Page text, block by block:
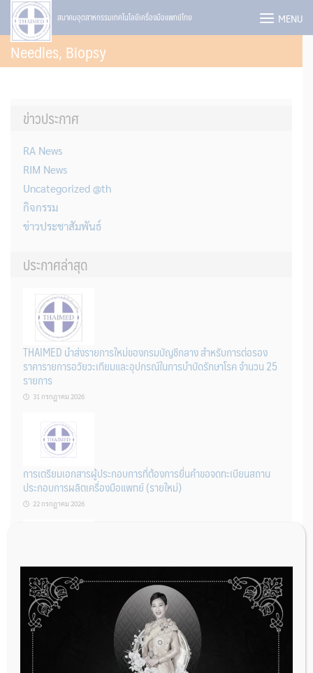
Skip
content
สมาคมอุตสาหกรรมเทคโนโลยีเครื่องมือแพทย์ไทย MENU
Needles, Biopsy
ข่าวประกาศ
RA News
RIM News
Uncategorized @th
กิจกรรม
ข่าวประชาสัมพันธ์
ประกาศล่าสุด
THAIMED นำส่งรายการใหม่ของกรมบัญชีกลาง สำหรับการต่อรอง
ราคารายการอวัยวะเทียมและอุปกรณ์ในการบำบัดรักษาโรค จำนวน 25
รายการ
31 กรกฎาคม 2026
การเตรียมเอกสารผู้ประกอบการที่ต้องการยื่นคำขอจดทะเบียนสถาน
ประกอบการผลิตเครื่องมือแพทย์ (รายใหม่)
22 กรกฎาคม 2026
ผู้ประกอบการผลิต และ นักวิจัย ที่ต้องการขึ้นทะเบียนเครื่องมือแพทย์
ต้องทำอย่างไรบ้าง
22 กรกฎาคม 2026